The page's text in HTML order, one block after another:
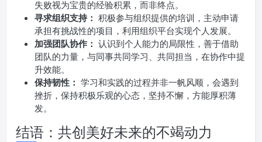
失败视为宝贵的经验积累，而非终点。
寻求组织支持： 积极参与组织提供的培训，主动申请
承担有挑战性的项目，利用组织平台实现个人发展。
加强团队协作： 认识到个人能力的局限性，善于借助
团队的力量，与同事共同学习、共同担当，在协作中提
升效能。
保持韧性： 学习和实践的过程并非一帆风顺，会遇到
挫折，保持积极乐观的心态，坚持不懈，方能厚积薄
发。
结语：共创美好未来的不竭动力